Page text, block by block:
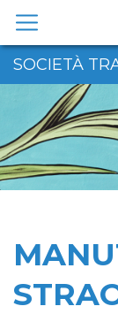
contenuto
SOCIETÀ